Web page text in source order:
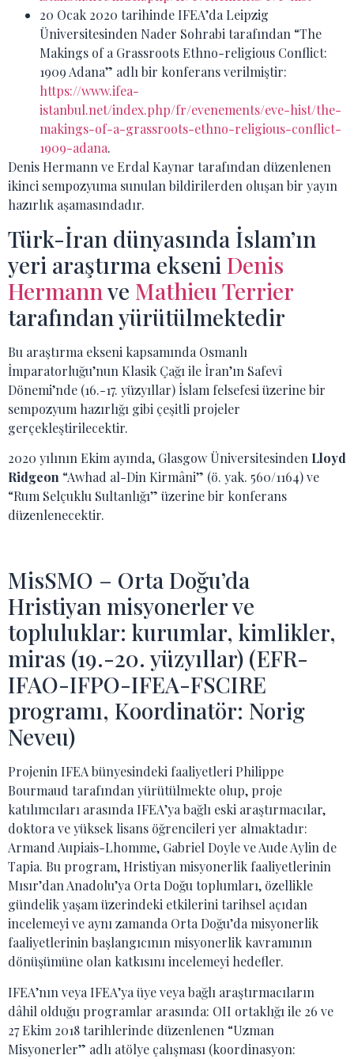
20 Ocak 2020 tarihinde IFEA’da Leipzig
Üniversitesinden Nader Sohrabi tarafından “The
Makings of a Grassroots Ethno-religious Conflict:
1909 Adana” adlı bir konferans verilmiştir:
https://www.ifea-
istanbul.net/index.php/fr/evenements/eve-hist/the-
makings-of-a-grassroots-ethno-religious-conflict-
1909-adana.
Denis Hermann ve Erdal Kaynar tarafından düzenlenen
ikinci sempozyuma sunulan bildirilerden oluşan bir yayın
hazırlık aşamasındadır.
Türk-İran dünyasında İslam’ın
yeri araştırma ekseni Denis
Hermannve Mathieu Terrier
tarafından yürütülmektedir
Bu araştırma ekseni kapsamında Osmanlı
İmparatorluğu’nun Klasik Çağı ile İran’ın Safevî
Dönemi’nde (16.-17. yüzyıllar) İslam felsefesi üzerine bir
sempozyum hazırlığı gibi çeşitli projeler
gerçekleştirilecektir.
2020 yılının Ekim ayında, Glasgow Üniversitesinden Lloyd
Ridgeon “Awhad al-Din Kirmâni” (ö. yak. 560/1164) ve
“Rum Selçuklu Sultanlığı” üzerine bir konferans
düzenlenecektir.
MisSMO – Orta Doğu’da
Hristiyan misyonerler ve
topluluklar: kurumlar, kimlikler,
miras (19.-20. yüzyıllar) (EFR-
IFAO-IFPO-IFEA-FSCIRE
programı, Koordinatör: Norig
Neveu)
Projenin IFEA bünyesindeki faaliyetleri Philippe
Bourmaud tarafından yürütülmekte olup, proje
katılımcıları arasında IFEA’ya bağlı eski araştırmacılar,
doktora ve yüksek lisans öğrencileri yer almaktadır:
Armand Aupiais-Lhomme, Gabriel Doyle ve Aude Aylin de
Tapia. Bu program, Hristiyan misyonerlik faaliyetlerinin
Mısır’dan Anadolu’ya Orta Doğu toplumları, özellikle
gündelik yaşam üzerindeki etkilerini tarihsel açıdan
incelemeyi ve aynı zamanda Orta Doğu’da misyonerlik
faaliyetlerinin başlangıcının misyonerlik kavramının
dönüşümüne olan katkısını incelemeyi hedefler.
IFEA’nın veya IFEA’ya üye veya bağlı araştırmacıların
dâhil olduğu programlar arasında: OII ortaklığı ile 26 ve
27 Ekim 2018 tarihlerinde düzenlenen “Uzman
Misyonerler” adlı atölye çalışması (koordinasyon: